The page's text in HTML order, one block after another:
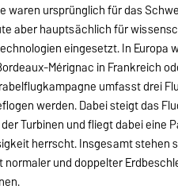
waren ursprünglich für das
aber hauptsächlich für
eingesetzt. In Europa
Mérignac in Frankreich
umfasst drei
werden. Dabei steigt das
Turbinen und fliegt dabei eine
herrscht. Insgesamt stehen
normaler und doppelter